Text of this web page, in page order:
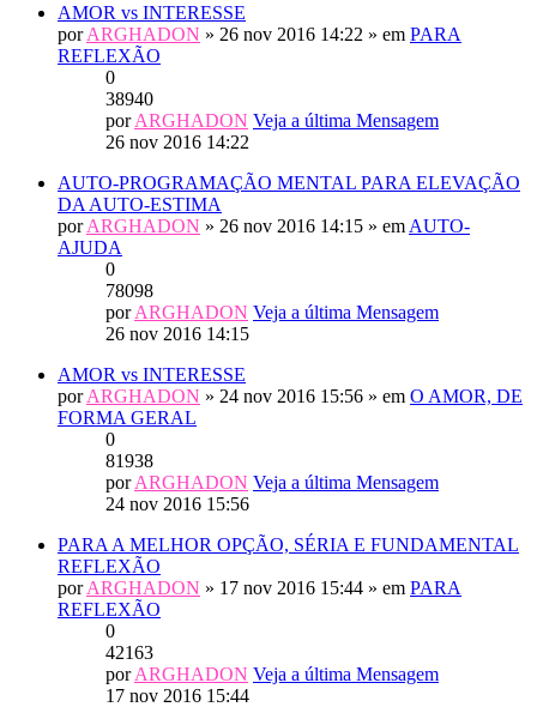
AMOR vs INTERESSE
porARGHADON » 26 nov 2016 14:22 » em PARA
REFLEXÃO
0
38940
porARGHADON Veja a última Mensagem
26 nov 2016 14:22
AUTO-PROGRAMAÇÃO MENTAL PARA ELEVAÇÃO
DA AUTO-ESTIMA
porARGHADON » 26 nov 2016 14:15 » em AUTO-
AJUDA
0
78098
porARGHADON Veja a última Mensagem
26 nov 2016 14:15
AMOR vs INTERESSE
porARGHADON » 24 nov 2016 15:56 » em O AMOR, DE
FORMA GERAL
0
81938
porARGHADON Veja a última Mensagem
24 nov 2016 15:56
PARA A MELHOR OPÇÃO, SÉRIA E FUNDAMENTAL
REFLEXÃO
porARGHADON » 17 nov 2016 15:44 » em PARA
REFLEXÃO
0
42163
porARGHADON Veja a última Mensagem
17 nov 2016 15:44